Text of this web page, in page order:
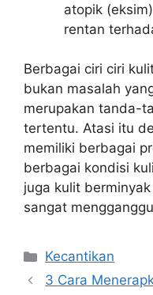
atopik
rentan
Berbagai ciri ciri
bukan masalah
merupakan tanda-
tertentu. Atasi itu
memiliki berbagai
berbagai kondisi
juga kulit
sangat
Categories
Kecantikan
3 Cara